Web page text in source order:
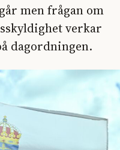
men frågan om
verkar
dagordningen.